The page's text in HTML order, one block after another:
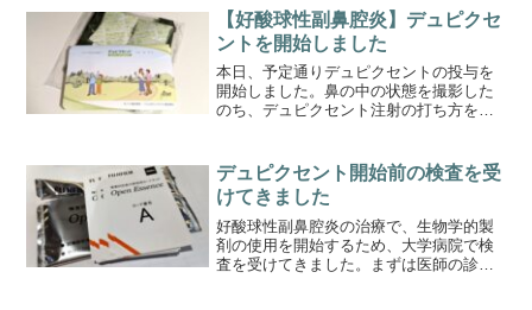
【好酸球性副鼻腔炎】デュピクセ
ントを開始しました
本日、予定通りデュピクセントの投与を
開始しました。鼻の中の状態を撮影した
のち、デュピクセント注射の打ち方を教
をよく見ておく必要があります。（採血
や注射のときの癖で、つい...
デュピクセント開始前の検査を受
けてきました
好酸球性副鼻腔炎の治療で、生物学的製
剤の使用を開始するため、大学病院で検
査を受けてきました。まずは医師の診察